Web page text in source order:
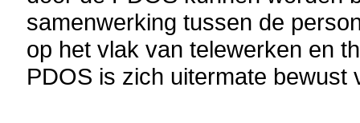
samenwerking tussen de
op het vlak van telewerken en
PDOS is zich uitermate bewust